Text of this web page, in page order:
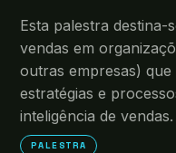
Esta palestra destina-
vendas em
outras empresas)
estratégias e
inteligência de vendas.
PALESTRA